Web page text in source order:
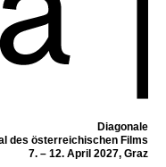
Diagonale
des österreichischen Films
7. – 12. April 2027, Graz